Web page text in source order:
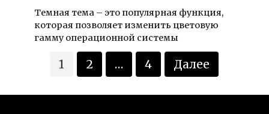
Темная тема – это популярная функция,
которая позволяет изменить цветовую
гамму операционной системы
Пагинация
1 2 … 4 Далее